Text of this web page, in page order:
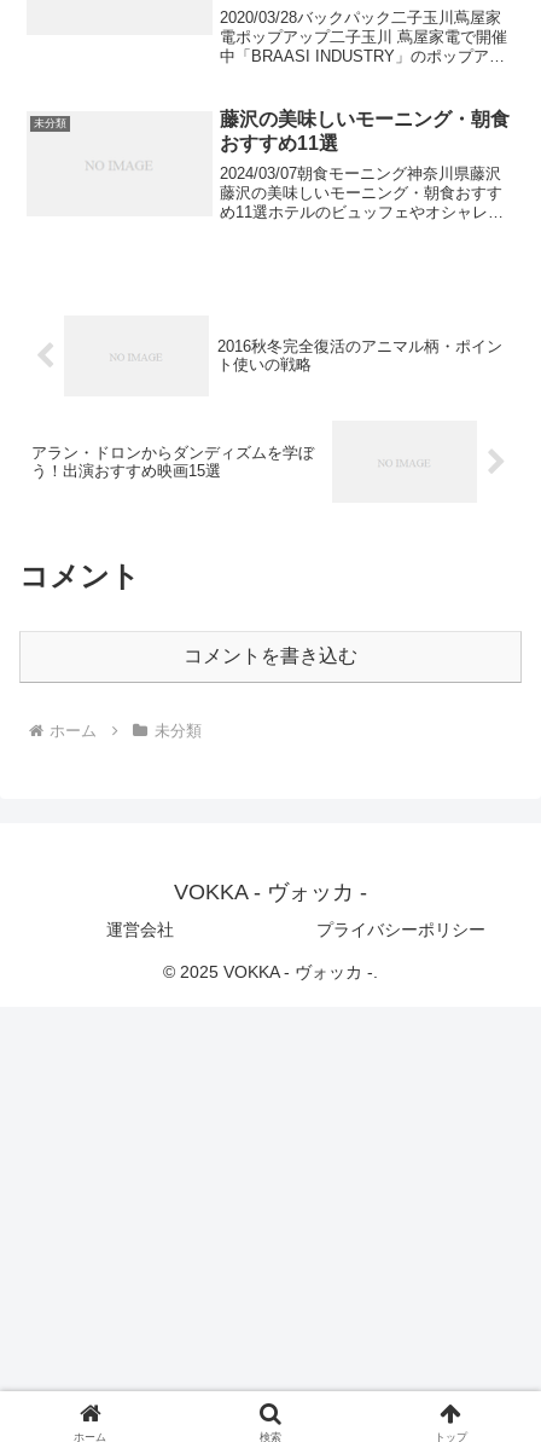
月14日】
2020/03/28バックパック二子玉川蔦屋家
電ポップアップ二子玉川 蔦屋家電で開催
中「BRAASI INDUSTRY」のポップアッ
「BRAASI INDUSTRY」のポッ...
未分類
藤沢の美味しいモーニング・朝食
おすすめ11選
2024/03/07朝食モーニング神奈川県藤沢
藤沢の美味しいモーニング・朝食おすす
め11選ホテルのビュッフェやオシャレな
2016秋冬完全復活のアニマル柄・ポイン
ト使いの戦略
アラン・ドロンからダンディズムを学ぼ
う！出演おすすめ映画15選
コメント
コメントを書き込む
ホーム 未分類
VOKKA - ヴォッカ -
運営会社 プライバシーポリシー
© 2025 VOKKA - ヴォッカ -.
ホーム 検索 トップ